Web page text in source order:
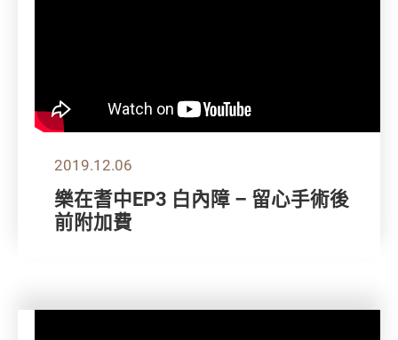
2019.12.06
樂在耆中EP3 白內障 – 留心手術後
前附加費